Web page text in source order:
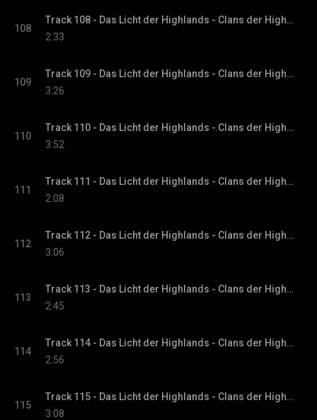
108
Track 108 - Das Licht der Highlands - Clans der Highlands-Reihe, Band 1
2:33
109
Track 109 - Das Licht der Highlands - Clans der Highlands-Reihe, Band 1
3:26
110
Track 110 - Das Licht der Highlands - Clans der Highlands-Reihe, Band 1
3:52
111
Track 111 - Das Licht der Highlands - Clans der Highlands-Reihe, Band 1
2:08
112
Track 112 - Das Licht der Highlands - Clans der Highlands-Reihe, Band 1
3:06
113
Track 113 - Das Licht der Highlands - Clans der Highlands-Reihe, Band 1
2:45
114
Track 114 - Das Licht der Highlands - Clans der Highlands-Reihe, Band 1
2:56
115
Track 115 - Das Licht der Highlands - Clans der Highlands-Reihe, Band 1
3:08